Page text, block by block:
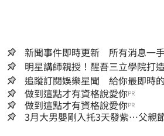
新聞事件即時更新 所有消息一手
明星講師親授！醒吾三立學院打
追蹤訂閱娛樂星聞 給你最即時
做到這點才有資格說愛你PR
做到這點才有資格說愛你PR
3月大男嬰剛入托3天發紫…父親